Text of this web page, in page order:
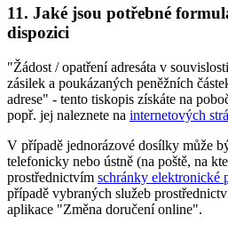
11. Jaké jsou potřebné
dispozici
"Žádost / opatření adresáta v
zásilek a poukázaných peněžních
adrese" - tento tiskopis získáte na
popř. jej naleznete na internetových
V případě jednorázové dosílky může
telefonicky nebo ústně (na poště, na
prostřednictvím schránky elektronické
případě vybraných služeb
aplikace "Změna doručení online".